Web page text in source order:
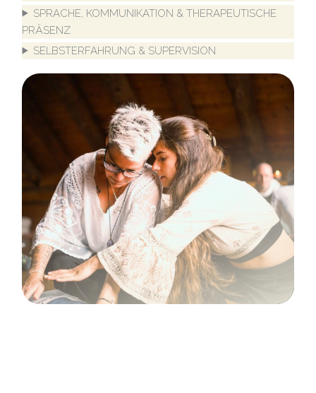
SPRACHE, KOMMUNIKATION & THERAPEUTISCHE
PRÄSENZ
SELBSTERFAHRUNG & SUPERVISION